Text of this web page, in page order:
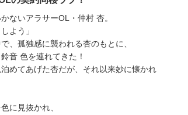
ないアラサーOL・仲村 杏。
よう」
、孤独感に襲われる杏のもとに、
音 色を連れてきた！
めてあげた杏だが、それ以来妙に懐かれ
に見抜かれ、